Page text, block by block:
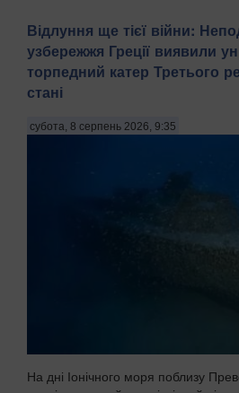
Відлуння ще тієї війни:
узбережжя Греції виявили
торпедний катер Третього
стані
субота, 8 серпень 2026, 9:35
На дні Іонічного моря поблизу